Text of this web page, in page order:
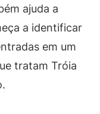
ajuda a
a identificar
em um
tratam Tróia